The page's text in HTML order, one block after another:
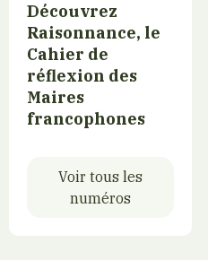
Découvrez
Raisonnance, le
Cahier de
réflexion des
Maires
francophones
Voir tous les
numéros